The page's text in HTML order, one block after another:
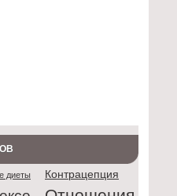
диеты Контрацепция